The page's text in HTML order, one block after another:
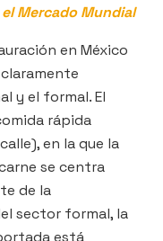
Mercado Mundial
en México
y el formal. El
rápida
en la que la
se centra
de la
sector formal, la
está